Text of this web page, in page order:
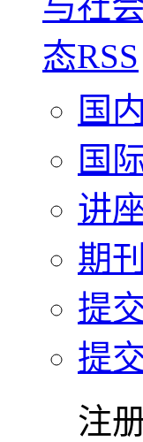
国
国
讲
期
提
提
注